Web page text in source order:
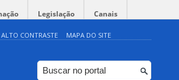
Legislação Canais
ALTO CONTRASTE MAPA DO SITE